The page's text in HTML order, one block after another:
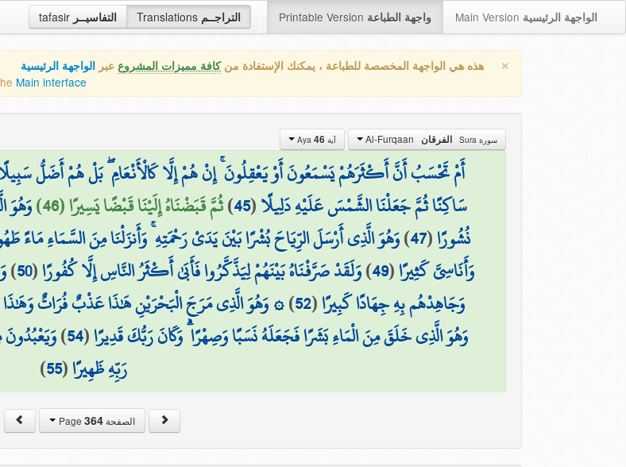
tafasir التفاسيــر Translations التراجــم Printable Version واجهة الطباعة Main Version الواجهة الرئيسية
× هذه هي الواجهة المخصصة للطباعة ، يمكنك الإستفادة منكافة مميزات المشروع عبر الواجهة الرئيسية
Main interface
سورة Sura الفرقان آية Aya 46
أَمْ تَحْسَبُ أَنَّ أَكْثَرَهُمْ يَسْمَعُونَ أَوْ يَعْقِلُونَ ۚ إِنْ هُمْ إِلَّا كَالْأَنْعَامِ ۖ بَلْ هُمْ أَضَلُّ
سَاكِنًا ثُمَّ جَعَلْنَا الشَّمْسَ عَلَيْهِ دَلِيلًا(
45
)ثُمَّ قَبَضْنَاهُ إِلَيْنَا قَبْضًا يَسِيرًا (46)
وَهُوَ
نُشُورًا(
47
)وَهُوَ الَّذِي أَرْسَلَ الرِّيَاحَ بُشْرًا بَيْنَ يَدَيْ رَحْمَتِهِ ۚ وَأَنزَلْنَا مِنَ السَّمَاءِ مَاءً
وَأَنَاسِيَّ كَثِيرًا(
49
)وَلَقَدْ صَرَّفْنَاهُ بَيْنَهُمْ لِيَذَّكَّرُوا فَأَبَىٰ أَكْثَرُ النَّاسِ إِلَّا كُفُورًا(
50
)
وَجَاهِدْهُم بِهِ جِهَادًا كَبِيرًا(
52
)۞ وَهُوَ الَّذِي مَرَجَ الْبَحْرَيْنِ هَٰذَا عَذْبٌ فُرَاتٌ
وَهُوَ الَّذِي خَلَقَ مِنَ الْمَاءِ بَشَرًا فَجَعَلَهُ نَسَبًا وَصِهْرًا ۗ وَكَانَ رَبُّكَ قَدِيرًا(
54
)وَيَعْبُدُونَ
رَبِّهِ ظَهِيرًا(
55
)
الصفحة Page364